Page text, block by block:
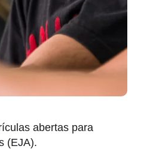
abertas para
(EJA).